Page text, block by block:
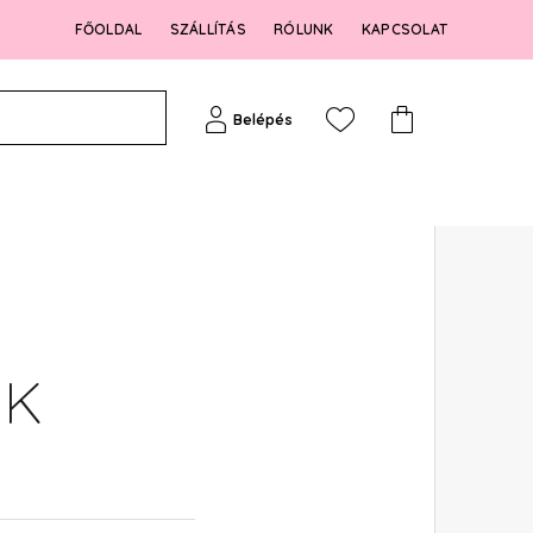
FŐOLDAL SZÁLLÍTÁS RÓLUNK KAPCSOLAT
Belépés